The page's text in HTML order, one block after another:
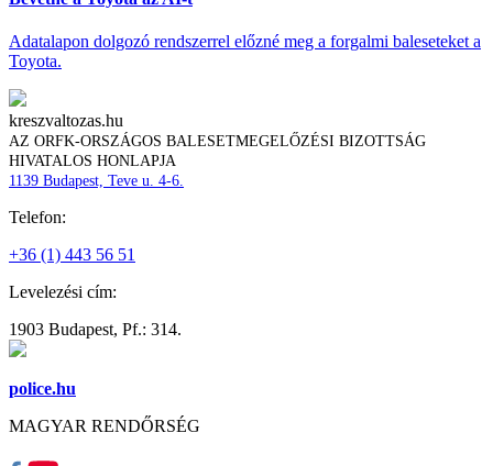
Adatalapon dolgozó rendszerrel előzné meg a forgalmi baleseteket a
Toyota.
kreszvaltozas.hu
AZ ORFK-ORSZÁGOS BALESETMEGELŐZÉSI BIZOTTSÁG
HIVATALOS HONLAPJA
1139 Budapest, Teve u. 4-6.
Telefon:
+36 (1) 443 56 51
Levelezési cím:
1903 Budapest, Pf.: 314.
police.hu
MAGYAR RENDŐRSÉG